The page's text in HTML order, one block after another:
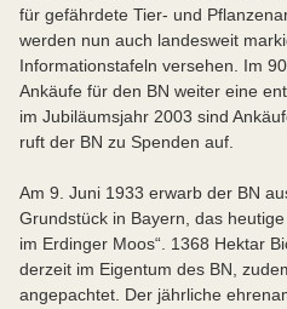
für gefährdete Tier- und
werden nun auch landesweit
Informationstafeln versehen. Im
Ankäufe für den BN weiter eine
im Jubiläumsjahr 2003 sind
ruft der BN zu Spenden auf.
Am 9. Juni 1933 erwarb der BN
Grundstück in Bayern, das
im Erdinger Moos“. 1368 Hektar
derzeit im Eigentum des BN,
angepachtet. Der jährliche